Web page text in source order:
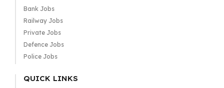
Bank Jobs
Railway Jobs
Private Jobs
Defence Jobs
Police Jobs
QUICK LINKS